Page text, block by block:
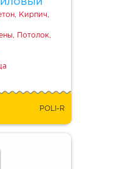
Кирпич,
Потолок,
POLI-R